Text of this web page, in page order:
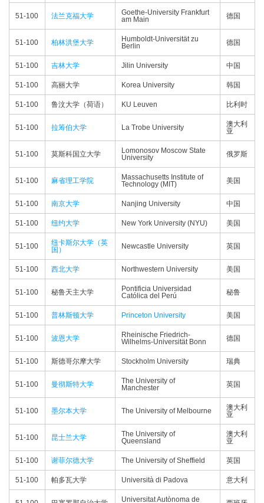
51-100 法兰克福大学
Goethe-University Frankfurt
am Main
德国
51-100 柏林洪堡大学
Humboldt-Universität zu
Berlin
德国
51-100 吉林大学 Jilin University 中国
51-100 高丽大学 Korea University 韩国
51-100 鲁汶大学（荷语） KU Leuven 比利时
51-100 拉筹伯大学 La Trobe University
澳大利
亚
51-100 莫斯科国立大学
Lomonosov Moscow State
University
俄罗斯
51-100 麻省理工学院
Massachusetts Institute of
Technology (MIT)
美国
51-100 南京大学 Nanjing University 中国
51-100 纽约大学 New York University (NYU) 美国
51-100
纽卡斯尔大学（英
国）
Newcastle University 英国
51-100 西北大学 Northwestern University 美国
51-100 秘鲁天主大学
Pontificia Universidad
Católica del Perú
秘鲁
51-100 普林斯顿大学 Princeton University 美国
51-100 波恩大学
Rheinische Friedrich-
Wilhelms-Universität Bonn
德国
51-100 斯德哥尔摩大学 Stockholm University 瑞典
51-100 曼彻斯特大学
The University of
Manchester
英国
51-100 墨尔本大学 The University of Melbourne
澳大利
亚
51-100 昆士兰大学
The University of
Queensland
澳大利
亚
51-100 谢菲尔德大学 The University of Sheffield 英国
51-100 帕多瓦大学 Università di Padova 意大利
Universitat Autònoma de